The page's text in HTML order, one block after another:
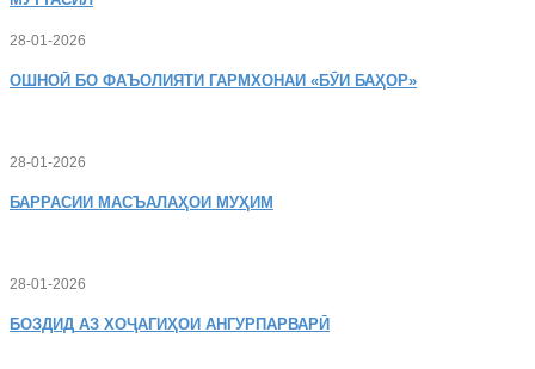
28-01-2026
ОШНОӢ БО ФАЪОЛИЯТИ ГАРМХОНАИ «БӮИ БАҲОР»
28-01-2026
БАРРАСИИ МАСЪАЛАҲОИ МУҲИМ
28-01-2026
БОЗДИД АЗ ХОҶАГИҲОИ АНГУРПАРВАРӢ